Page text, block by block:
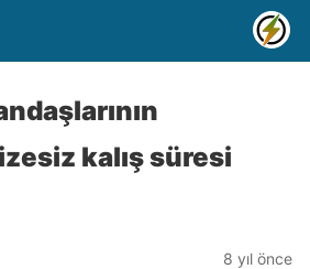
kalış süresi
8 yıl önce